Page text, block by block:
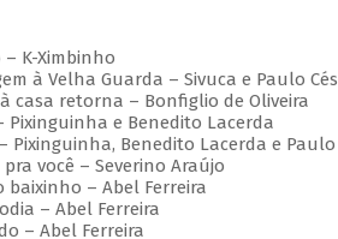
– K-Ximbinho
à Velha Guarda – Sivuca e Paulo
casa retorna – Bonfiglio de Oliveira
Pixinguinha e Benedito Lacerda
Pixinguinha, Benedito Lacerda e Paulo
você – Severino Araújo
baixinho – Abel Ferreira
– Abel Ferreira
– Abel Ferreira